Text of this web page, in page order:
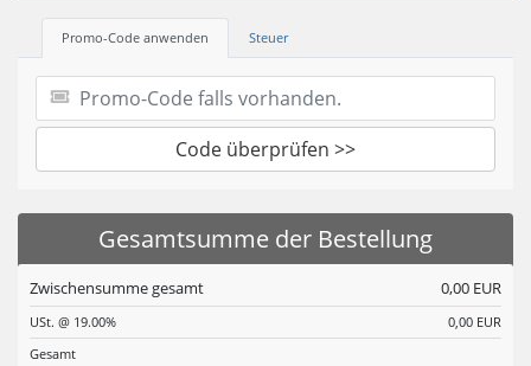
Promo-Code anwenden Steuer
Code überprüfen >>
Gesamtsumme der Bestellung
Zwischensumme gesamt 0,00 EUR
USt. @ 19.00%
0,00 EUR
Gesamt